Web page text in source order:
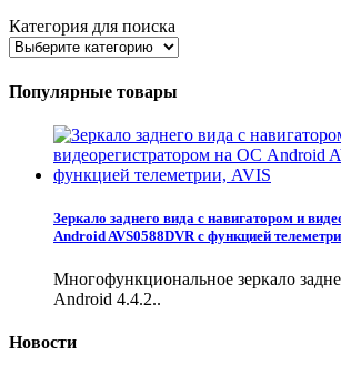
Категория для поиска
Популярные товары
Зеркало заднего вида с навигатором и
Android AVS0588DVR с функцией
Многофункциональное зеркало
Android 4.4.2..
Новости